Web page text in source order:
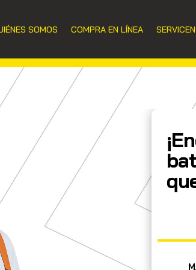
SOMOS COMPRA EN LÍNEA